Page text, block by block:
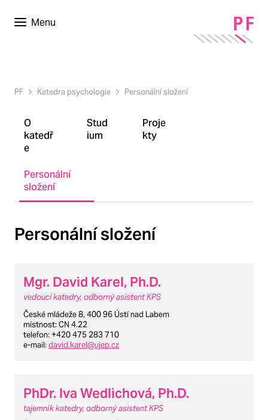
Menu
PF Katedra psychologie Personální složení
O
katedř
e
Stud
ium
Proje
kty
Personální
složení
Personální složení
Mgr. David Karel, Ph.D.
vedoucí katedry, odborný asistent KPS
České mládeže 8, 400 96 Ústí nad Labem
místnost: CN 4.22
telefon: +420 475 283 710
e-mail:david.karel@ujep.cz
PhDr. Iva Wedlichová, Ph.D.
tajemník katedry, odborný asistent KPS